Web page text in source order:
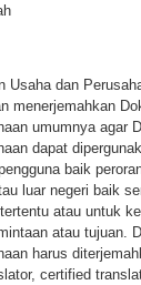
Usaha dan
menerjemahkan
umumnya agar
dapat
baik
luar negeri baik
atau untuk
atau tujuan.
harus
certified